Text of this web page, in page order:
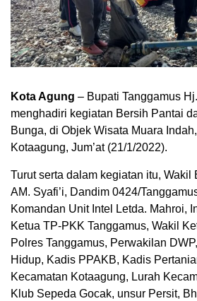
Kota Agung – Bupati Tanggamus
menghadiri kegiatan Bersih Pantai
Bunga, di Objek Wisata Muara
Kotaagung, Jum’at (21/1/2022).
Turut serta dalam kegiatan itu, Wakil
AM. Syafi’i, Dandim 0424/
Komandan Unit Intel Letda. Mahroi,
Ketua TP-PKK Tanggamus, Wakil
Polres Tanggamus, Perwakilan
Hidup, Kadis PPAKB, Kadis
Kecamatan Kotaagung, Lurah
Klub Sepeda Gocak, unsur Persit,